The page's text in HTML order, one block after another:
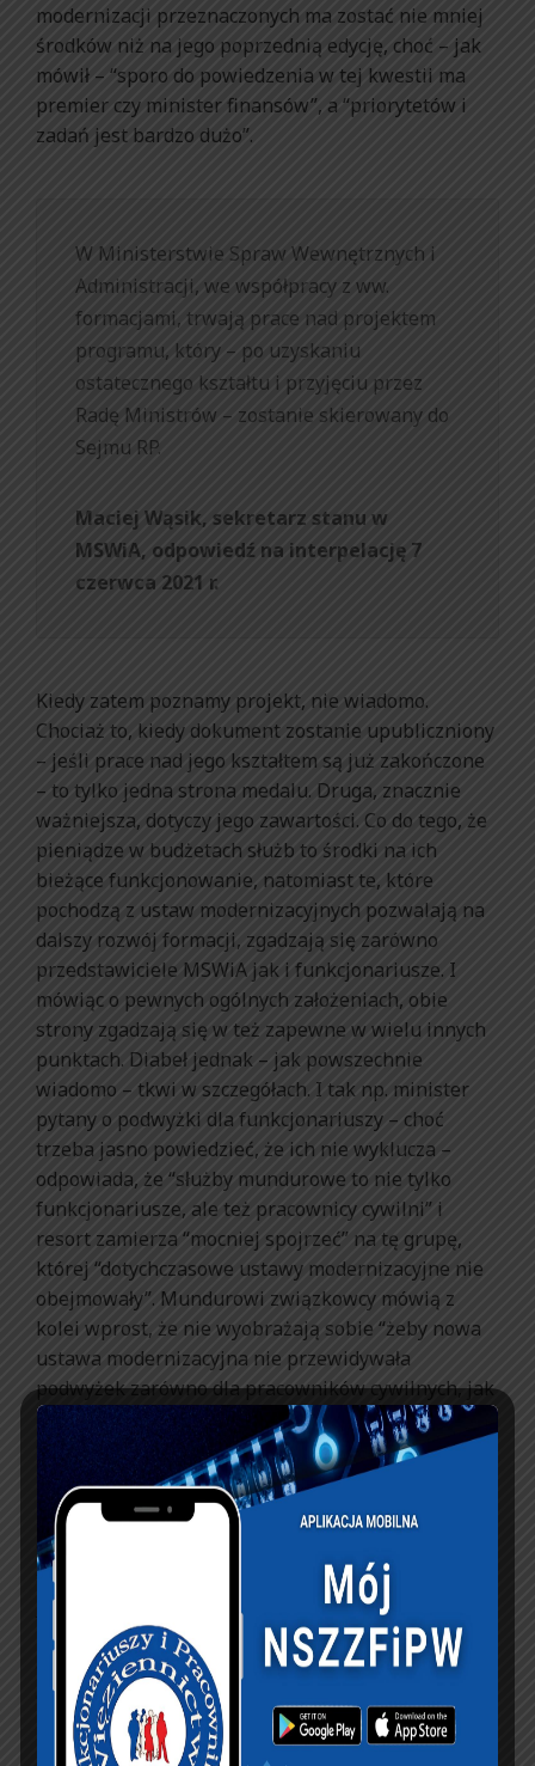
modernizacji przeznaczonych ma zostać nie mniej
środków niż na jego poprzednią edycję, choć – jak
mówił – “sporo do powiedzenia w tej kwestii ma
premier czy minister finansów”, a “priorytetów i
zadań jest bardzo dużo”.
W Ministerstwie Spraw Wewnętrznych i
Administracji, we współpracy z ww.
formacjami, trwają prace nad projektem
programu, który – po uzyskaniu
ostatecznego kształtu i przyjęciu przez
Radę Ministrów – zostanie skierowany do
Sejmu RP.
Maciej Wąsik, sekretarz stanu w
MSWiA, odpowiedź na interpelację 7
czerwca 2021 r.
Kiedy zatem poznamy projekt, nie wiadomo.
Chociaż to, kiedy dokument zostanie upubliczniony
– jeśli prace nad jego kształtem są już zakończone
– to tylko jedna strona medalu. Druga, znacznie
ważniejsza, dotyczy jego zawartości. Co do tego, że
pieniądze w budżetach służb to środki na ich
bieżące funkcjonowanie, natomiast te, które
pochodzą z ustaw modernizacyjnych pozwalają na
dalszy rozwój formacji, zgadzają się zarówno
przedstawiciele MSWiA jak i funkcjonariusze. I
mówiąc o pewnych ogólnych założeniach, obie
strony zgadzają się w też zapewne w wielu innych
punktach. Diabeł jednak – jak powszechnie
wiadomo – tkwi w szczegółach. I tak np. minister
pytany o podwyżki dla funkcjonariuszy – choć
trzeba jasno powiedzieć, że ich nie wyklucza –
odpowiada, że “służby mundurowe to nie tylko
funkcjonariusze, ale też pracownicy cywilni” i
resort zamierza “mocniej spojrzeć” na tę grupę,
której “dotychczasowe ustawy modernizacyjne nie
obejmowały”. Mundurowi związkowcy mówią z
kolei wprost, że nie wyobrażają sobie “żeby nowa
ustawa modernizacyjna nie przewidywała
podwyżek zarówno dla pracowników cywilnych, jak
i funkcjonariuszy”. Jak podkreślał Krzysztof
Oleksak, nikt takiego scenariusza w ogóle nie
bierze pod uwagę.
Czy kwestia podwyżek będzie jedną z kwestii
spornych oczywiście nie wiadomo, nie zmienia to
jednak faktu, że tego typu “spraw do dogadania”
może być co najmniej kilka i wszędzie tam, gdzie w
grę wchodzić będą pieniądze – a przecież to o nie
chodzi w modernizacji – nie będą to łatwe
negocjacje. Patrząc na to, jak “oszczędnie” MSWiA
informuje o jednym ze sztandarowych projektów i